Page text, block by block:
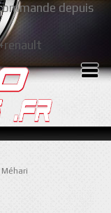
depuis
Méhari